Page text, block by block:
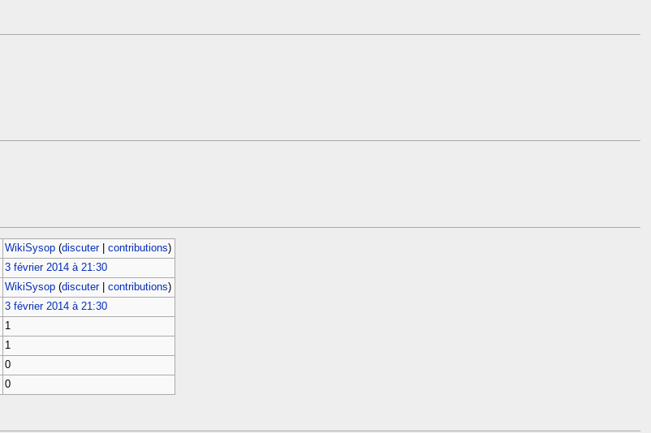
WikiSysop (discuter|contributions)
3 février 2014 à 21:30
WikiSysop (discuter|contributions)
3 février 2014 à 21:30
1
1
0
0